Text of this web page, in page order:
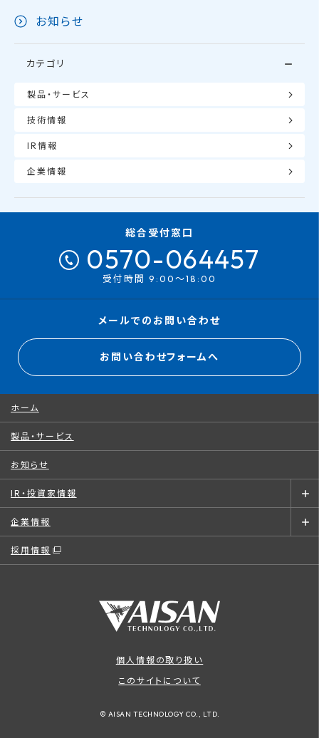
お知らせ
カテゴリ
製品・サービス
技術情報
IR情報
企業情報
総合受付窓口
0570-064457
受付時間 9:00～18:00
メールでのお問い合わせ
お問い合わせフォームへ
ホーム
製品・サービス
お知らせ
IR・投資家情報
企業情報
採用情報
個人情報の取り扱い
このサイトについて
© AISAN TECHNOLOGY CO., LTD.